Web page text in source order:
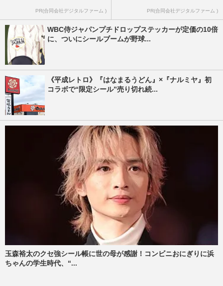
PR(合同会社デジタルファーム ) PR(合同会社デジタルファーム )
WBC侍ジャパンプチドロップステッカーが定価の10倍
に、ついにシールブームが野球...
《平成レトロ》『はなまるうどん』×『ナルミヤ』初
コラボで“限定シール”売り切れ続...
玉森裕太のクセ強シール帳に世の母が感謝！コンビニおにぎりに浜
ちゃんの学生時代、“...